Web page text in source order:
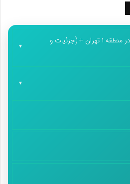
بهترین کلینیک های زیبایی در منطقه 1 تهران + (جزئیات و